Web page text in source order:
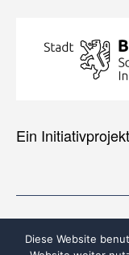
Ein
Diese Website